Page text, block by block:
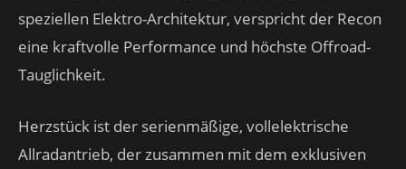
speziellen Elektro-Architektur, verspricht der Recon
eine kraftvolle Performance und höchste Offroad-
Tauglichkeit.
Herzstück ist der serienmäßige, vollelektrische
Allradantrieb, der zusammen mit dem exklusiven